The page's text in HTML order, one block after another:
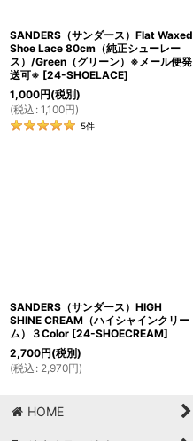
SANDERS（サンダース）Flat Waxed
Shoe Lace 80cm（純正シューレー
ス）/Green（グリーン）※メール便発
送可※ [24-SHOELACE]
1,000円(税別)
(税込 : 1,100円)
5件
SANDERS（サンダース）HIGH
SHINE CREAM（ハイシャインクリー
ム）３Color [24-SHOECREAM]
2,700円(税別)
(税込 : 2,970円)
HOME